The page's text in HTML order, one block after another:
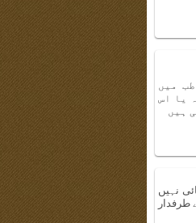
میں
یا اس
ہیں
نہیں